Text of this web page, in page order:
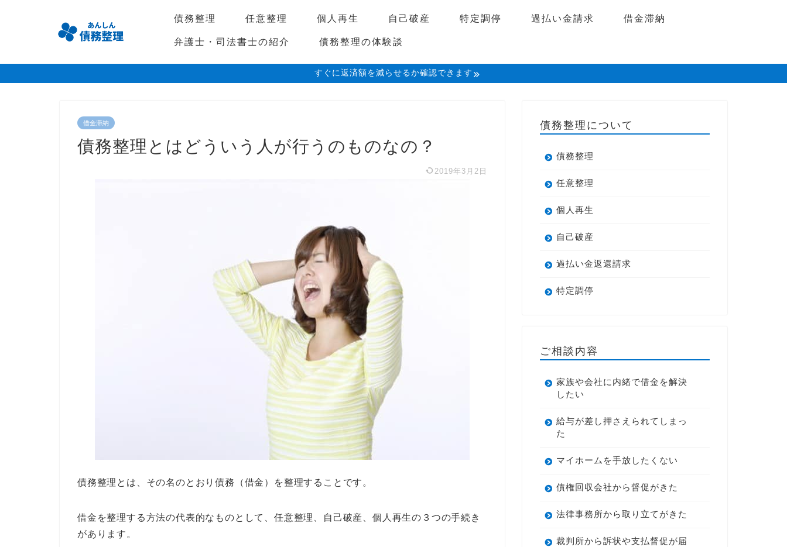
債務整理 任意整理 個人再生 自己破産 特定調停 過払い金請求
借金滞納
弁護士・司法書士の紹介
債務整理の体験談
すぐに返済額を減らせるか確認できます
借金滞納
債務整理とはどういう人が行うのものなの？
2019年3月2日
債務整理とは、その名のとおり債務（借金）を整理することです。
借金を整理する方法の代表的なものとして、任意整理、自己破産、個人再生の３つの手続き
があります。
債務整理について
債務整理
任意整理
個人再生
自己破産
過払い金返還請求
特定調停
ご相談内容
家族や会社に内緒で借金を解決
したい
給与が差し押さえられてしまっ
た
マイホームを手放したくない
債権回収会社から督促がきた
法律事務所から取り立てがきた
裁判所から訴状や支払督促が届